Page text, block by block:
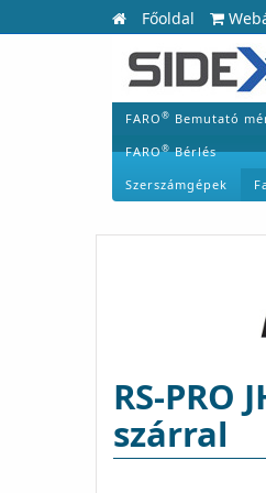
Főoldal
FARO® Bemutató
FARO®Bérlés
Szerszámgépek
RS-PRO
szárral